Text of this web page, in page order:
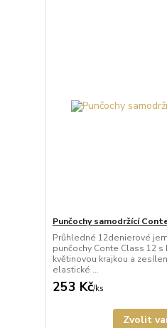
Punčochy samodržící
Průhledné 12denierové
punčochy Conte Class 12
květinovou krajkou a
elastické ...
253 Kč/ks
Zvolit